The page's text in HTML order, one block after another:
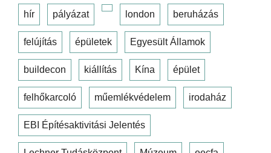
hír pályázat london beruházás
felújítás épületek Egyesült Államok
buildecon kiállítás Kína épület
felhőkarcoló műemlékvédelem irodaház
EBI Építésaktivitási Jelentés